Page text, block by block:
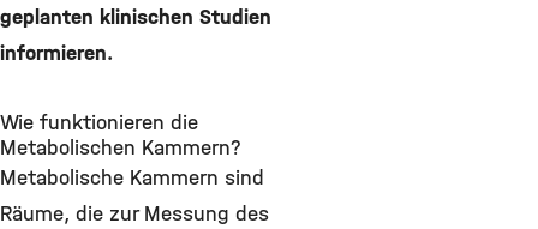
geplanten klinischen Studien
informieren.
Wie funktionieren die
Metabolischen Kammern?
Metabolische Kammern sind
Räume, die zur Messung des